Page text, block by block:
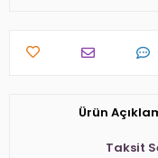
Ürün
Taksit